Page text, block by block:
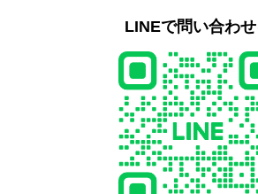
LINEで問い合わ